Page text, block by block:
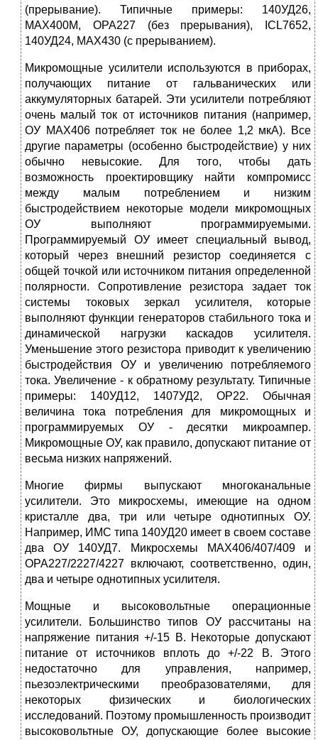
(прерывание). Типичные примеры: 140УД26,
МАХ400М, ОРА227 (без прерывания), ICL7652,
140УД24, МАХ430 (с прерыванием).
Микромощные усилители используются в приборах,
получающих питание от гальванических или
аккумуляторных батарей. Эти усилители потребляют
очень малый ток от источников питания (например,
ОУ МАХ406 потребляет ток не более 1,2 мкА). Все
другие параметры (особенно быстродействие) у них
обычно невысокие. Для того, чтобы дать
возможность проектировщику найти компромисс
между малым потреблением и низким
быстродействием некоторые модели микромощных
ОУ выполняют программируемыми.
Программируемый ОУ имеет специальный вывод,
который через внешний резистор соединяется с
общей точкой или источником питания определенной
полярности. Сопротивление резистора задает ток
системы токовых зеркал усилителя, которые
выполняют функции генераторов стабильного тока и
динамической нагрузки каскадов усилителя.
Уменьшение этого резистора приводит к увеличению
быстродействия ОУ и увеличению потребляемого
тока. Увеличение - к обратному результату. Типичные
примеры: 140УД12, 1407УД2, ОР22. Обычная
величина тока потребления для микромощных и
программируемых ОУ - десятки микроампер.
Микромощные ОУ, как правило, допускают питание от
весьма низких напряжений.
Многие фирмы выпускают многоканальные
усилители. Это микросхемы, имеющие на одном
кристалле два, три или четыре однотипных ОУ.
Например, ИМС типа 140УД20 имеет в своем составе
два ОУ 140УД7. Микросхемы МАХ406/407/409 и
ОРА227/2227/4227 включают, соответственно, один,
два и четыре однотипных усилителя.
Мощные и высоковольтные операционные
усилители. Большинство типов ОУ рассчитаны на
напряжение питания +/-15 В. Некоторые допускают
питание от источников вплоть до +/-22 В. Этого
недостаточно для управления, например,
пьезоэлектрическими преобразователями, для
некоторых физических и биологических
исследований. Поэтому промышленность производит
высоковольтные ОУ, допускающие более высокие